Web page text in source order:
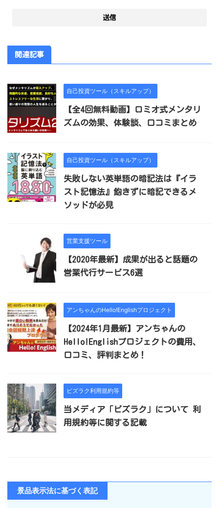
関連記事
自己投資ツール（スキルアップ）
【全4回無料動画】ロミオ式メンタリ
ズムの効果、体験談、口コミまとめ
自己投資ツール（スキルアップ）
失敗しない英単語の暗記法は『イラ
スト記憶法』飽きずに暗記できるメ
ソッドが必見
営業支援ツール
【2020年最新】成果が出ると話題の
営業代行サービス6選
アンちゃんのHello!Englishプロジェクト
【2024年1月最新】アンちゃんの
Hello!Englishプロジェクトの費用、
口コミ、評判まとめ！
ビズラク利用規約等
当メディア「ビズラク」について 利
用規約等に関する記載
景品表示法に基づく表記